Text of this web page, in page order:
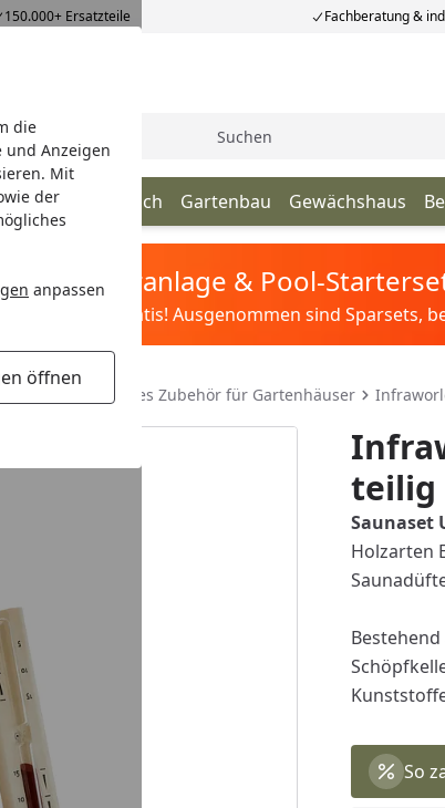
die
und Anzeigen
Mit
der
anpassen
öffnen
150.000+ Ersatzteile Fachberatung &
Suche
Terrassendach Gartenbau Gewächshaus
Sandfilteranlage & Pool-
Filter&Pflege gratis! Ausgenommen sind Sparsets,
& Co. Weiteres Zubehör für Gartenhäuser
teilig
Saunaset
Holzarten
So